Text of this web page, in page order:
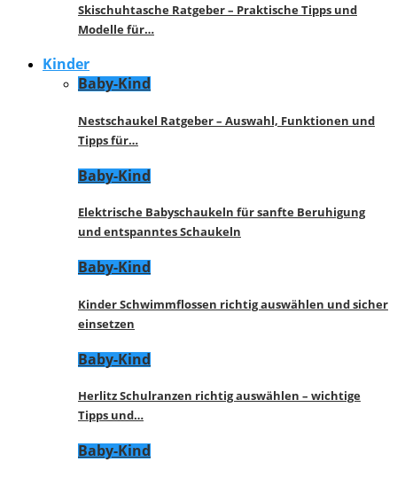
Skischuhtasche Ratgeber – Praktische Tipps und
Modelle für…
Kinder
Baby-Kind
Nestschaukel Ratgeber – Auswahl, Funktionen und
Tipps für…
Baby-Kind
Elektrische Babyschaukeln für sanfte Beruhigung
und entspanntes Schaukeln
Baby-Kind
Kinder Schwimmflossen richtig auswählen und sicher
einsetzen
Baby-Kind
Herlitz Schulranzen richtig auswählen – wichtige
Tipps und…
Baby-Kind